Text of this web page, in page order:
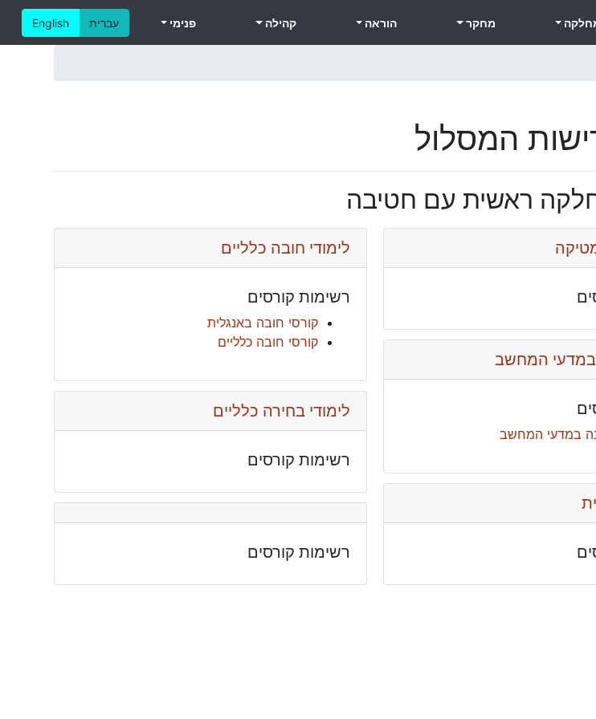
English עברית מחקר הוראה קהילה פנימי
המסלול
ראשית עם חטיבה
במדעי המחשב
במדעי המחשב
לימודי חובה כלליים
רשימות קורסים
קורסי חובה באנגלית
קורסי חובה כלליים
לימודי בחירה כלליים
רשימות קורסים
רשימות קורסים